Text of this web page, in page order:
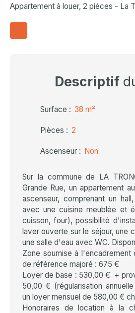
Appartement à louer, 2 pièces - La
Descriptif
Surface : 38 m²
Pièces : 2
Ascenseur : Non
Sur la commune de LA
Grande Rue, un appartement
ascenseur, comprenant un
avec une cuisine meublée et
cuisson, four), possibilité
laver ouverte sur le séjour, une
une salle d'eau avec WC.
Zone soumise à
de référence majoré : 675 €
Loyer de base : 530,00 € +
50,00 € (régularisation
un loyer mensuel de 580,00 €
Honoraires de location à la